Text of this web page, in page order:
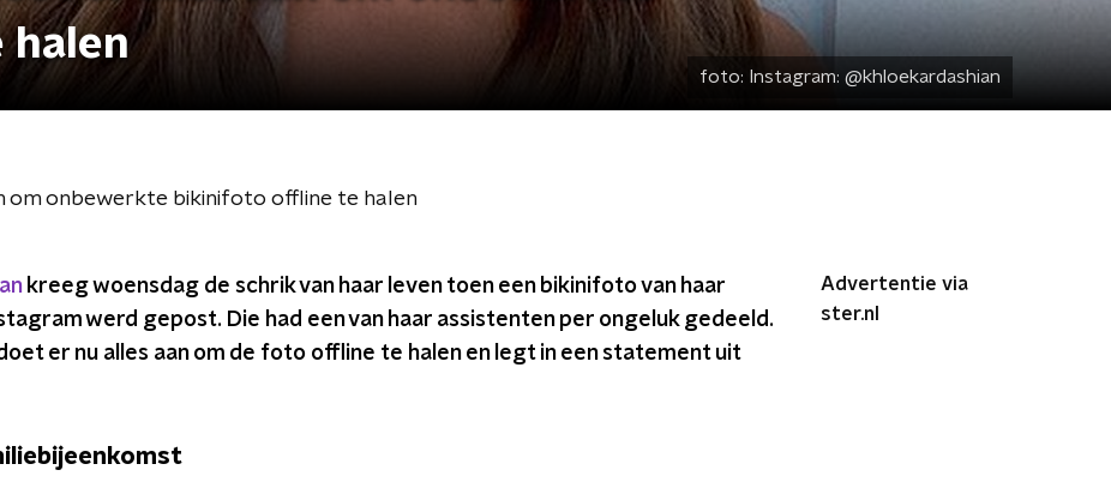
foto: Instagram: @khloekardashian
om onbewerkte bikinifoto offline te halen
kreeg woensdag de schrik van haar leven toen een bikinifoto van haar
werd gepost. Die had een van haar assistenten per ongeluk gedeeld.
er nu alles aan om de foto offline te halen en legt in een statement uit
Advertentie via
ster.nl